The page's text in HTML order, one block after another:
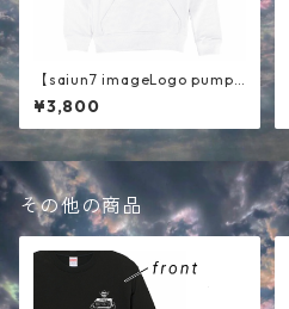
【saiun7 imageLogo pumpk
in】キッズパーカー ホワイト
¥3,800
その他の商品